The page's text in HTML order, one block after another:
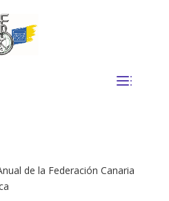
de la Federación Canaria